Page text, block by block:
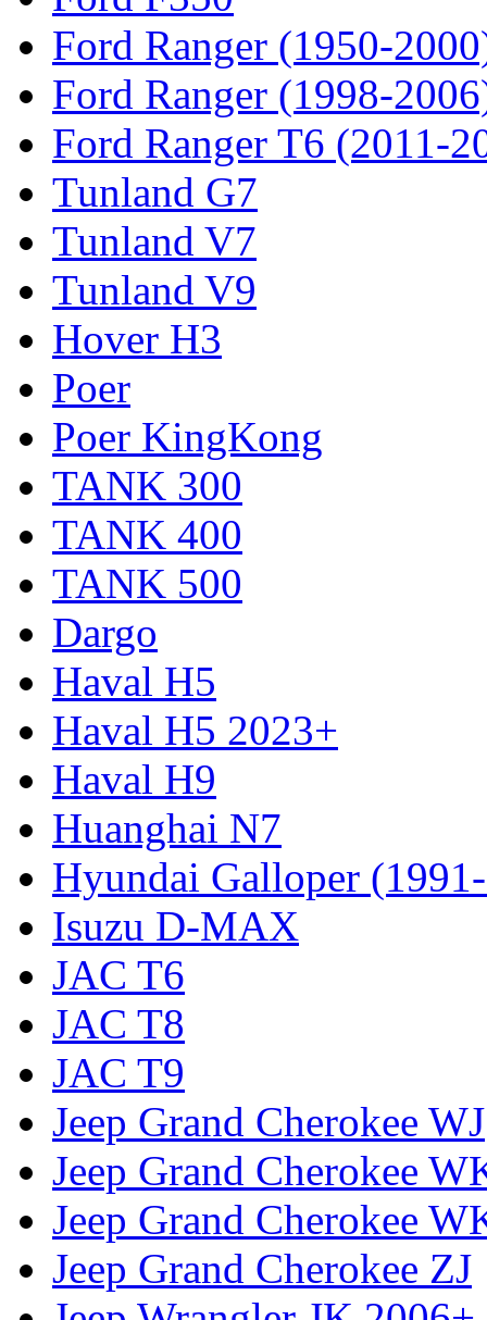
Ford Ranger (1950-
Ford Ranger (1998-
Ford Ranger T6 (2011-
Tunland G7
Tunland V7
Tunland V9
Hover H3
Poer
Poer KingKong
TANK 300
TANK 400
TANK 500
Dargo
Haval H5
Haval H5 2023+
Haval H9
Huanghai N7
Hyundai Galloper
Isuzu D-MAX
JAC T6
JAC T8
JAC T9
Jeep Grand Cherokee WJ
Jeep Grand Cherokee
Jeep Grand Cherokee
Jeep Grand Cherokee ZJ